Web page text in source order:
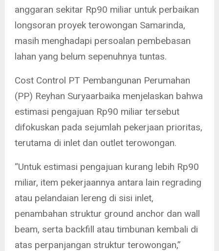
anggaran sekitar Rp90 miliar untuk perbaikan
longsoran proyek terowongan Samarinda,
masih menghadapi persoalan pembebasan
lahan yang belum sepenuhnya tuntas.
Cost Control PT Pembangunan Perumahan
(PP) Reyhan Suryaarbaika menjelaskan bahwa
estimasi pengajuan Rp90 miliar tersebut
difokuskan pada sejumlah pekerjaan prioritas,
terutama di inlet dan outlet terowongan.
“Untuk estimasi pengajuan kurang lebih Rp90
miliar, item pekerjaannya antara lain regrading
atau pelandaian lereng di sisi inlet,
penambahan struktur ground anchor dan wall
beam, serta backfill atau timbunan kembali di
atas perpanjangan struktur terowongan,”